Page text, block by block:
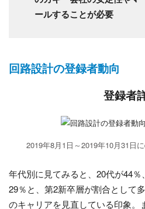
ールすることが必要
回路設計の登録者動向
登録者
2019年8月1日～2019年10月31日
年代別に見てみると、20代が44
29％と、第2新卒層が割合として
のキャリアを見直している印象。